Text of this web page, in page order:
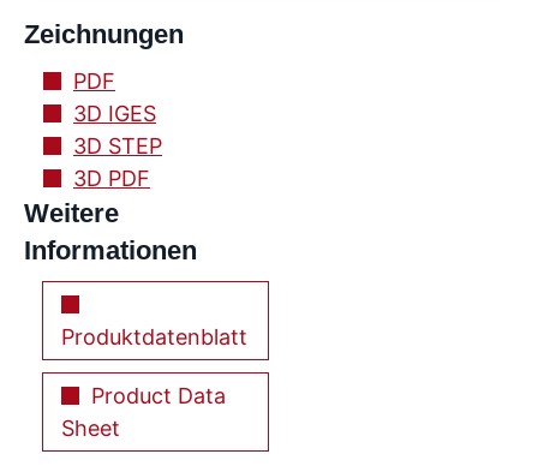
Zeichnungen
PDF
3D IGES
3D STEP
3D PDF
Weitere
Informationen
Produktdatenblatt
Product Data
Sheet